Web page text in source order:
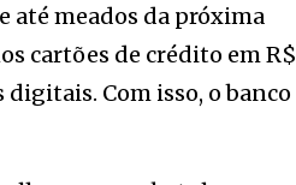
até meados da próxima
cartões de crédito em R$
Com isso, o banco